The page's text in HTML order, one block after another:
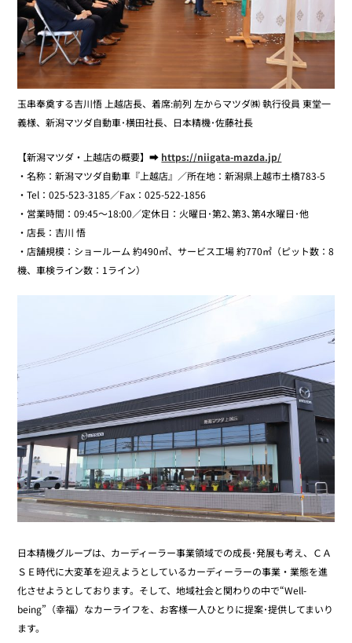
玉串奉奠する吉川悟 上越店長、着席:前列 左からマツダ㈱ 執行役員 東堂一
義様、新潟マツダ自動車･横田社長、日本精機･佐藤社長
【新潟マツダ・上越店の概要】➡ https://niigata-mazda.jp/
・名称：新潟マツダ自動車『上越店』／所在地：新潟県上越市土橋783-5
・Tel：025-523-3185／Fax：025-522-1856
・営業時間：09:45〜18:00／定休日：火曜日･第2､第3､第4水曜日･他
・店長：吉川 悟
・店舗規模：ショールーム 約490㎡、サービス工場 約770㎡（ピット数：8
機、車検ライン数：1ライン）
日本精機グループは、カーディーラー事業領域での成長･発展も考え、ＣＡ
ＳＥ時代に大変革を迎えようとしているカーディーラーの事業・業態を進
化させようとしております。そして、地域社会と関わりの中で“Well-
being”（幸福）なカーライフを、お客様一人ひとりに提案･提供してまいり
ます。